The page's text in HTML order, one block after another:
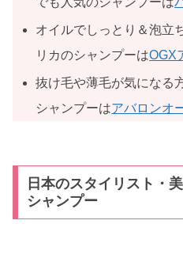
オイルでしっとり＆泡立
リカのシャンプーはOGX
抜け毛や薄毛が気になる
シャンプーはアバロンオ
日本のスタイリスト・
シャンプー